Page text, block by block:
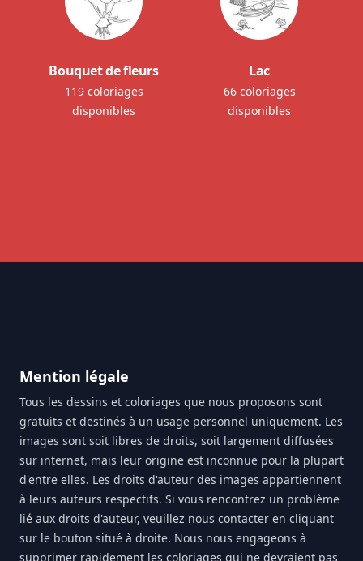
Bouquet de fleurs
119 coloriages
disponibles
Lac
66 coloriages
disponibles
Mention légale
Tous les dessins et coloriages que nous proposons sont
gratuits et destinés à un usage personnel uniquement. Les
images sont soit libres de droits, soit largement diffusées
sur internet, mais leur origine est inconnue pour la plupart
d'entre elles. Les droits d'auteur des images appartiennent
à leurs auteurs respectifs. Si vous rencontrez un problème
lié aux droits d'auteur, veuillez nous contacter en cliquant
sur le bouton situé à droite. Nous nous engageons à
supprimer rapidement les coloriages qui ne devraient pas